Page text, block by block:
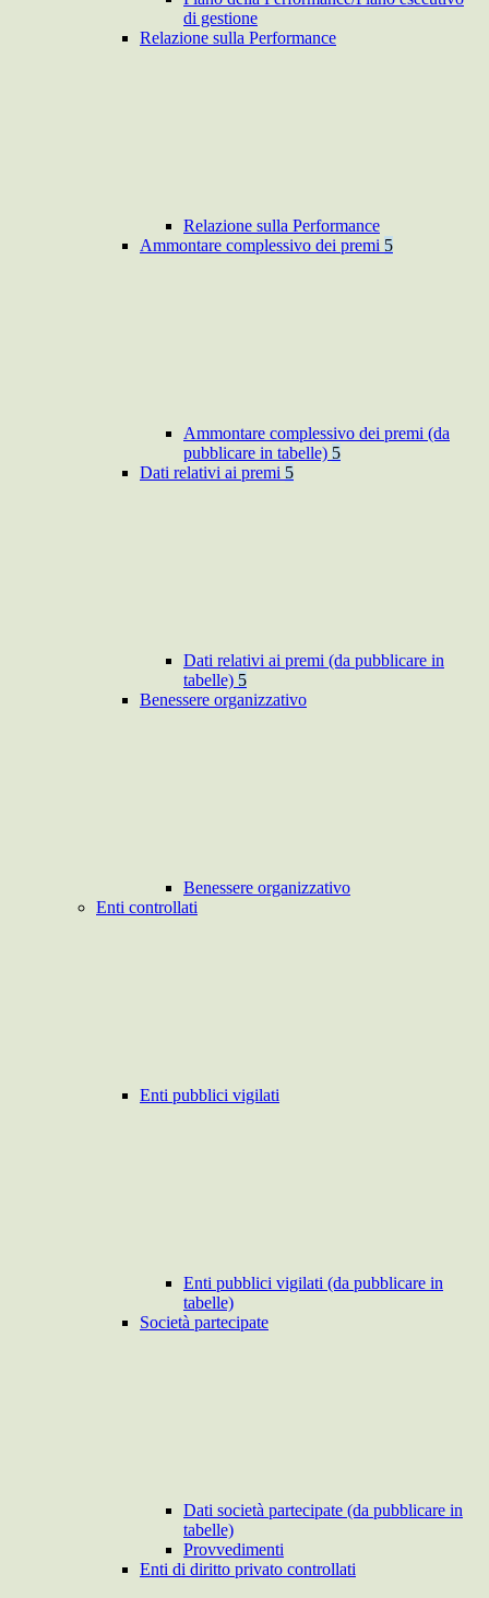
di gestione
Relazione sulla Performance
Relazione sulla Performance
Ammontare complessivo dei premi 5
Ammontare complessivo dei premi (da
pubblicare in tabelle) 5
Dati relativi ai premi 5
Dati relativi ai premi (da pubblicare in
tabelle) 5
Benessere organizzativo
Benessere organizzativo
Enti controllati
Enti pubblici vigilati
Enti pubblici vigilati (da pubblicare in
tabelle)
Società partecipate
Dati società partecipate (da pubblicare in
tabelle)
Provvedimenti
Enti di diritto privato controllati